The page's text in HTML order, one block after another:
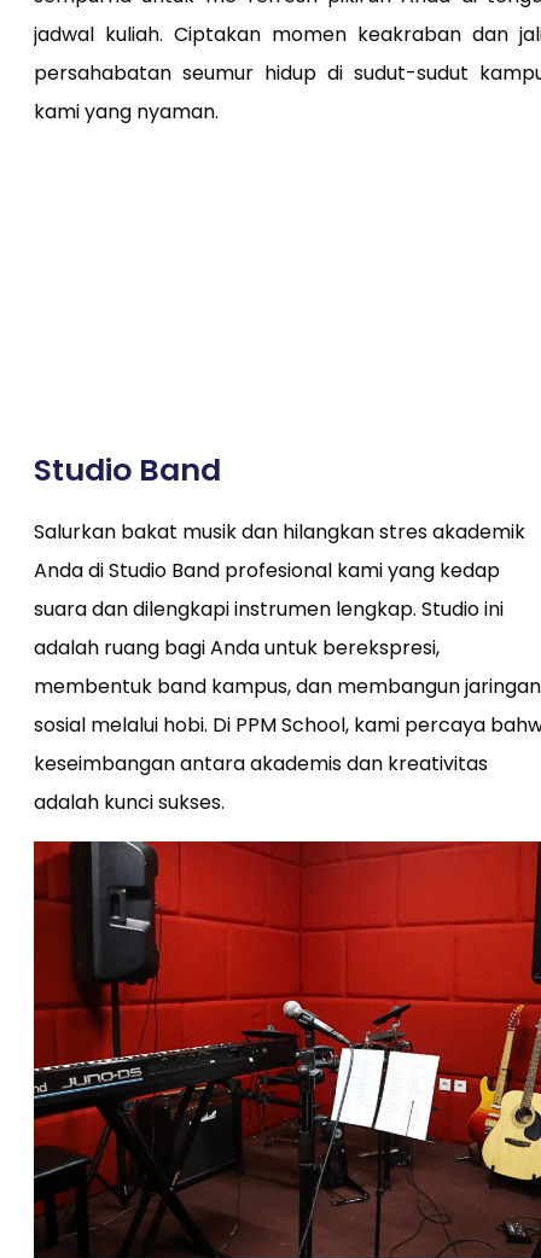
jadwal kuliah. Ciptakan momen keakraban dan
persahabatan seumur hidup di sudut-sudut
kami yang nyaman.
Studio Band
Salurkan bakat musik dan hilangkan stres akademik
Anda di Studio Band profesional kami yang kedap
suara dan dilengkapi instrumen lengkap. Studio ini
adalah ruang bagi Anda untuk berekspresi,
membentuk band kampus, dan membangun jaringan
sosial melalui hobi. Di PPM School, kami percaya
keseimbangan antara akademis dan kreativitas
adalah kunci sukses.